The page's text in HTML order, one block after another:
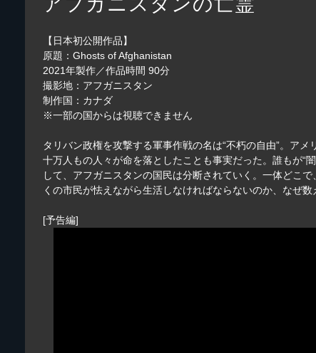
【日本初公開作品】
原題：Ghosts of Afghanistan
2021年製作／作品時間 90分
撮影地：アフガニスタン
制作国：カナダ
※一部の国からは視聴できません
タリバン政権を攻撃する軍事作戦の名は“不朽の自由”。ア
十万人もの人々が命を落としたことも事実だった。誰もが“
して、アフガニスタンの国民は分断されていく。一体どこ
くの市民が怯えながら生活しなければならないのか、なぜ
[予告編]